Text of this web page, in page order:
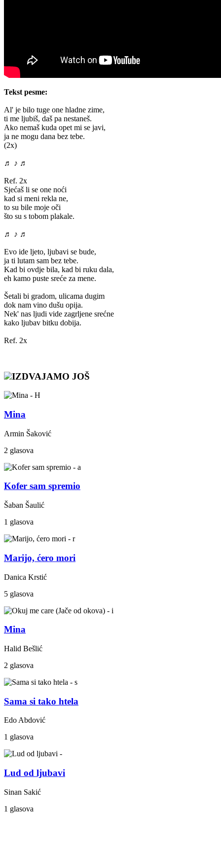
Tekst pesme:
Al' je bilo tuge one hladne zime,
ti me ljubiš, daš pa nestaneš.
Ako nemaš kuda opet mi se javi,
ja ne mogu dana bez tebe.
(2x)
♬ ♪ ♬
Ref. 2x
Sjećaš li se one noći
kad si meni rekla ne,
to su bile moje oči
što su s tobom plakale.
♬ ♪ ♬
Evo ide ljeto, ljubavi se bude,
ja ti lutam sam bez tebe.
Kad bi ovdje bila, kad bi ruku dala,
eh kamo puste sreće za mene.
Šetali bi gradom, ulicama dugim
dok nam vino dušu opija.
Nek' nas ljudi vide zagrljene srećne
kako ljubav bitku dobija.
Ref. 2x
IZDVAJAMO JOŠ
Mina
Armin Šaković
2 glasova
Kofer sam spremio
Šaban Šaulić
1 glasova
Marijo, ćero mori
Danica Krstić
5 glasova
Mina
Halid Bešlić
2 glasova
Sama si tako htela
Edo Abdović
1 glasova
Lud od ljubavi
Sinan Sakić
1 glasova